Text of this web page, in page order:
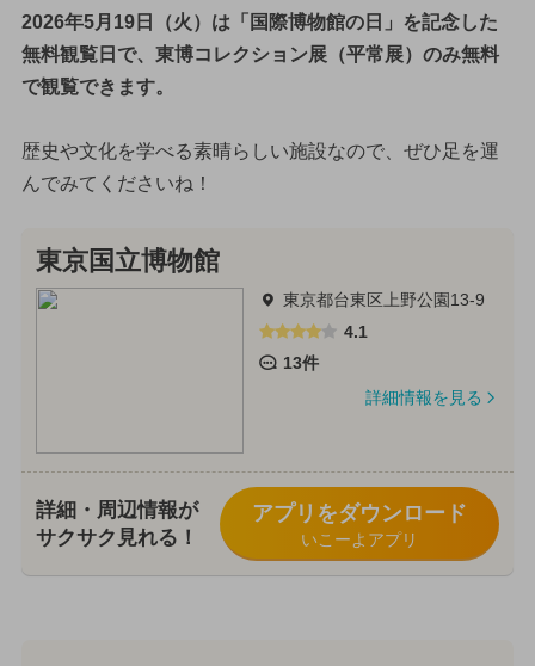
2026年5月19日（火）は「国際博物館の日」を記念した
無料観覧日で、東博コレクション展（平常展）のみ無料
で観覧できます。
歴史や文化を学べる素晴らしい施設なので、ぜひ足を運
んでみてくださいね！
東京国立博物館
東京都台東区上野公園13-9
4.1
13件
詳細情報を見る
詳細・周辺情報が
サクサク見れる！
アプリをダウンロード
いこーよアプリ